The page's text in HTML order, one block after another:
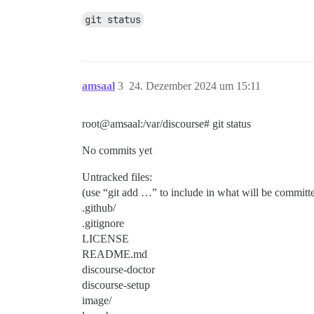
git status
amsaal 24. Dezember 2024 um 15:11
3
root@amsaal:/var/discourse# git status
No commits yet
Untracked files:
(use “git add …” to include in what will be
.github/
.gitignore
LICENSE
README.md
discourse-doctor
discourse-setup
image/